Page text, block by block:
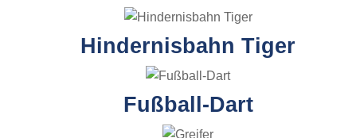
Hindernisbahn Tiger
Fußball-Dart